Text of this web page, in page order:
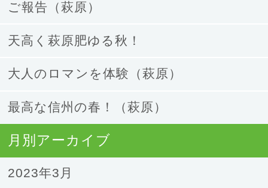
ご報告（萩原）
天高く萩原肥ゆる秋！
大人のロマンを体験（萩原）
最高な信州の春！（萩原）
月別アーカイブ
2023年3月